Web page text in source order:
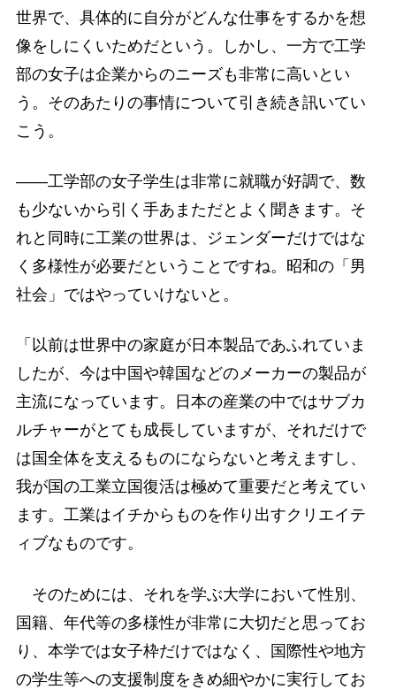
世界で、具体的に自分がどんな仕事をするかを想
像をしにくいためだという。しかし、一方で工学
部の女子は企業からのニーズも非常に高いとい
う。そのあたりの事情について引き続き訊いてい
こう。
――工学部の女子学生は非常に就職が好調で、数
も少ないから引く手あまただとよく聞きます。そ
れと同時に工業の世界は、ジェンダーだけではな
く多様性が必要だということですね。昭和の「男
社会」ではやっていけないと。
「以前は世界中の家庭が日本製品であふれていま
したが、今は中国や韓国などのメーカーの製品が
主流になっています。日本の産業の中ではサブカ
ルチャーがとても成長していますが、それだけで
は国全体を支えるものにならないと考えますし、
我が国の工業立国復活は極めて重要だと考えてい
ます。工業はイチからものを作り出すクリエイテ
ィブなものです。
そのためには、それを学ぶ大学において性別、
国籍、年代等の多様性が非常に大切だと思ってお
り、本学では女子枠だけではなく、国際性や地方
の学生等への支援制度をきめ細やかに実行してお